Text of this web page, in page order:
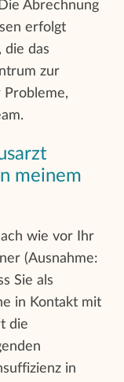
Abrechnung
erfolgt
die das
zur
Probleme,
meinem
wie vor Ihr
(Ausnahme:
Sie als
in Kontakt mit
die
in